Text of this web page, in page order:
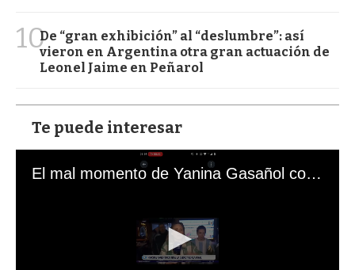
10De “gran exhibición” al “deslumbre”: así
vieron en Argentina otra gran actuación de
Leonel Jaime en Peñarol
Te puede interesar
El mal momento de Yanina Gasañol con un hincha argentino en "Subrayado"